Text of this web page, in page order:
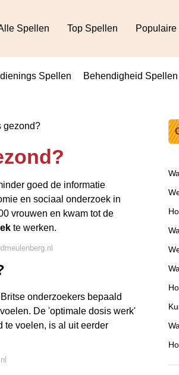
Spellen Top Spellen
Spellen Behendigheid Spellen
gezond?
goed de informatie
en sociaal onderzoek in
vrouwen en kwam tot de
te werken.
onderzoekers bepaald
De 'optimale dosis werk'
te voelen, is al uit eerder